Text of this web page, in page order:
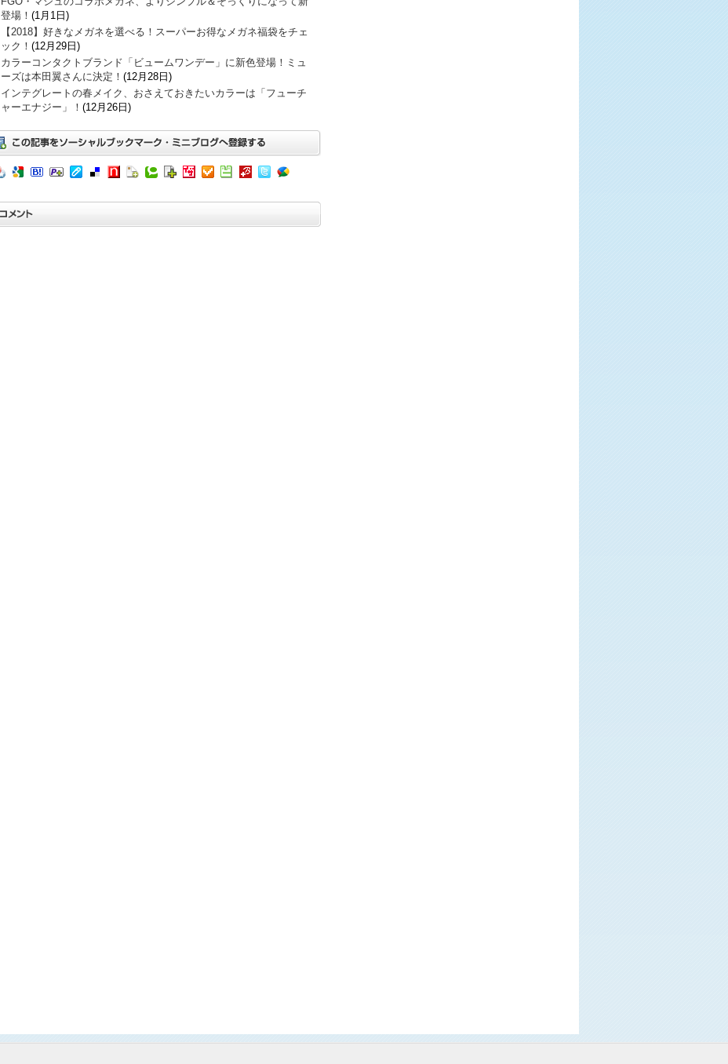
登場！ (1月1日)
【2018】好きなメガネを選べる！スーパーお得なメガネ福袋をチェ
ック！ (12月29日)
カラーコンタクトブランド「ビュームワンデー」に新色登場！ミュ
ーズは本田翼さんに決定！ (12月28日)
インテグレートの春メイク、おさえておきたいカラーは「フューチ
ャーエナジー」！ (12月26日)